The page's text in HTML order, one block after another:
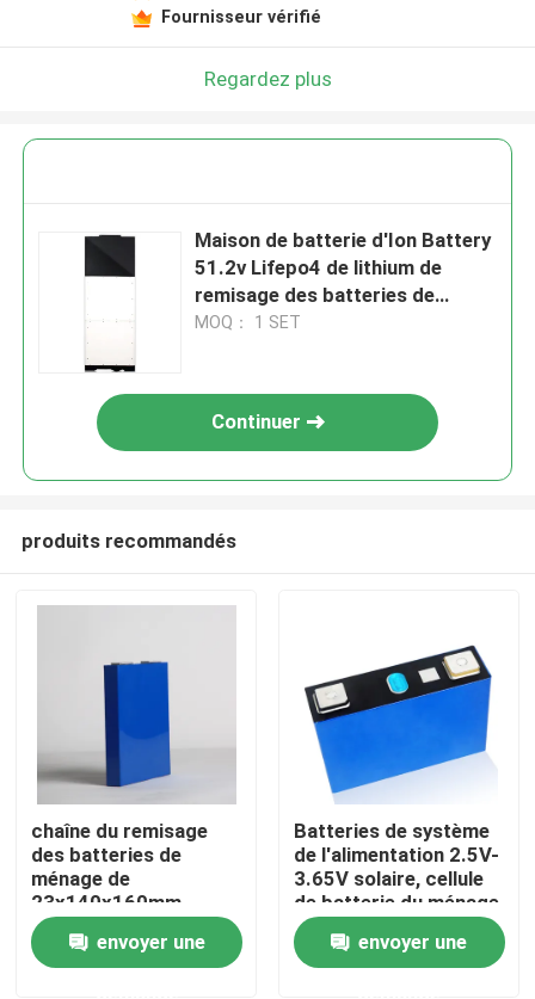
Fournisseur vérifié
Regardez plus
Maison de batterie d'Ion Battery
51.2v Lifepo4 de lithium de
remisage des batteries de
ménage solaire
MOQ： 1 SET
Continuer
produits recommandés
chaîne du remisage
des batteries de
ménage de
23x140x160mm
10%-90% SOC
envoyer une
Batteries de système
de l'alimentation 2.5V-
3.65V solaire, cellule
de batterie du ménage
Lifepo4
envoyer une